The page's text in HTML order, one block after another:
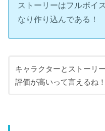
ストーリーはフルボイ
なり作り込んである！
キャラクターとストーリ
評価が高いって言えるね！